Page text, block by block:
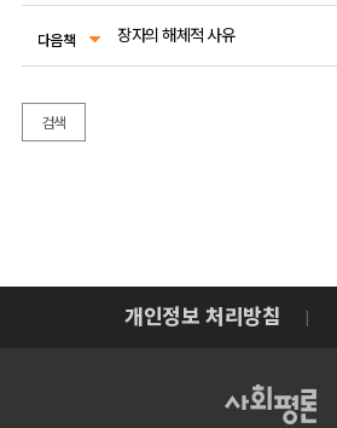
다음책 장자의 해체적 사유
검색
개인정보 처리방침